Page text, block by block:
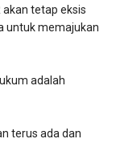
akan tetap eksis
untuk memajukan
adalah
terus ada dan